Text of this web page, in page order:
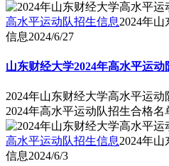
高水平运动队招生信息2024年
信息2024/6/27
山东财经大学2024年高水平运
2024年山东财经大学高水平运
2024年高水平运动队招生合格名
高水平运动队招生信息2024年
信息2024/6/3